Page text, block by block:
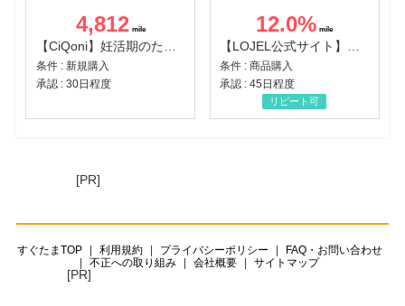
4,812
条件 : 新規購入
承認 : 30日程度
12.0%
条件 : 商品購入
承認 : 45日程度
リピート可
[PR]
すぐたまTOP 利用規約 プライバシーポリシー
FAQ・お問い合わせ
不正への取り組み
会社概要 サイトマップ
[PR]